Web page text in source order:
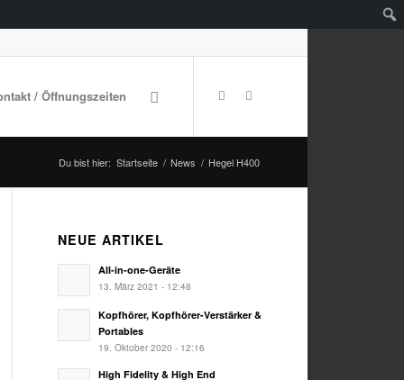
/ Öffnungszeiten
Du bist hier: Startseite / News / Hegel H400
NEUE ARTIKEL
All-in-one-Geräte
13. März 2021 - 12:48
Kopfhörer, Kopfhörer-Verstärker &
Portables
19. Oktober 2020 - 12:16
High Fidelity & High End